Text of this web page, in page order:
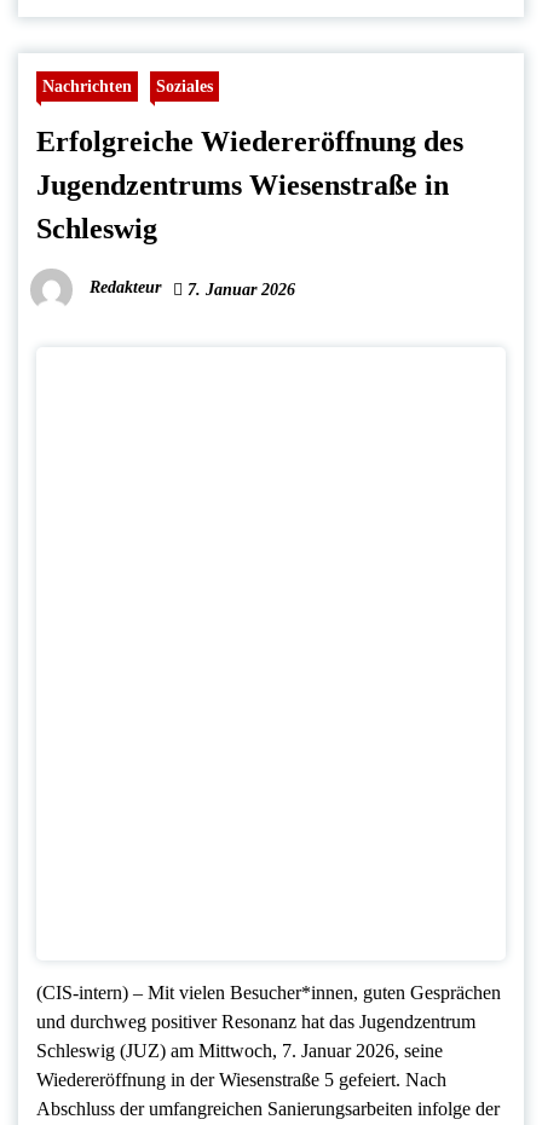
Nachrichten Soziales
Erfolgreiche Wiedereröffnung des
Jugendzentrums Wiesenstraße in
Schleswig
Redakteur 7. Januar 2026
(CIS-intern) – Mit vielen Besucher*innen, guten Gesprächen
und durchweg positiver Resonanz hat das Jugendzentrum
Schleswig (JUZ) am Mittwoch, 7. Januar 2026, seine
Wiedereröffnung in der Wiesenstraße 5 gefeiert. Nach
Abschluss der umfangreichen Sanierungsarbeiten infolge der